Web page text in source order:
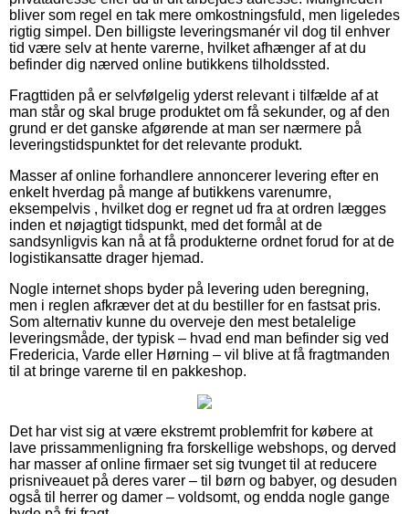
bliver som regel en tak mere omkostningsfuld, men ligeledes
rigtig simpel. Den billigste leveringsmanér vil dog til enhver
tid være selv at hente varerne, hvilket afhænger af at du
befinder dig nærved online butikkens tilholdssted.
Fragttiden på er selvfølgelig yderst relevant i tilfælde af at
man står og skal bruge produktet om få sekunder, og af den
grund er det ganske afgørende at man ser nærmere på
leveringstidspunktet for det relevante produkt.
Masser af online forhandlere annoncerer levering efter en
enkelt hverdag på mange af butikkens varenumre,
eksempelvis , hvilket dog er regnet ud fra at ordren lægges
inden et nøjagtigt tidspunkt, med det formål at de
sandsynligvis kan nå at få produkterne ordnet forud for at de
logistikansatte drager hjemad.
Nogle internet shops byder på levering uden beregning,
men i reglen afkræver det at du bestiller for en fastsat pris.
Som alternativ kunne du overveje den mest betalelige
leveringsmåde, der typisk – hvad end man befinder sig ved
Fredericia, Varde eller Hørning – vil blive at få fragtmanden
til at bringe varerne til en pakkeshop.
Det har vist sig at være ekstremt problemfrit for købere at
lave prissammenligning fra forskellige webshops, og derved
har masser af online firmaer set sig tvunget til at reducere
prisniveauet på deres varer – til børn og babyer, og desuden
også til herrer og damer – voldsomt, og endda nogle gange